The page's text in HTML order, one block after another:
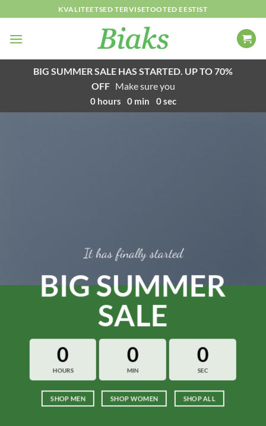
to
content
KVALITEETSED TERVISETOOTED EESTIST
BIG SUMMER SALE HAS STARTED. UP TO 70%
OFF Make sure you
0 hours 0 min 0sec
It has finally started
BIG SUMMER
SALE
0
HOURS
0
MIN
0
SEC
SHOP MEN SHOP WOMEN SHOP ALL